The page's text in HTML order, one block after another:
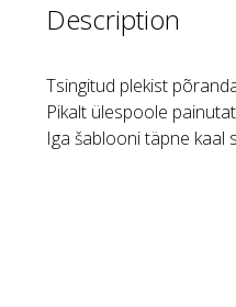
Description
Tsingitud plekist
Pikalt ülespoole
Iga šablooni täpne kaal